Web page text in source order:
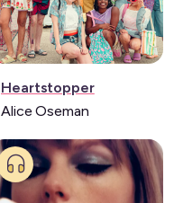
Série:
Heartstopper
Alice Oseman